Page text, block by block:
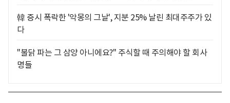
韓 증시 폭락한 '악몽의 그날', 지분 25% 날린 최대주주가 있
다
"불닭 파는 그 삼양 아니에요?" 주식할 때 주의해야 할 회사
명들